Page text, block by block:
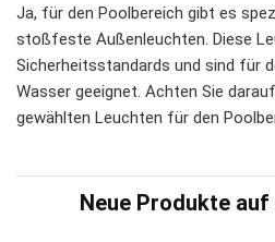
Ja, für den Poolbereich gibt es
stoßfeste Außenleuchten. Diese
Sicherheitsstandards und sind für
Wasser geeignet. Achten Sie
gewählten Leuchten für den
Neue Produkte